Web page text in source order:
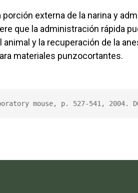
externa de la narina y
que la administración rápida
y la recuperación de la
materiales punzocortantes.
mouse, p. 527-541, 2004.